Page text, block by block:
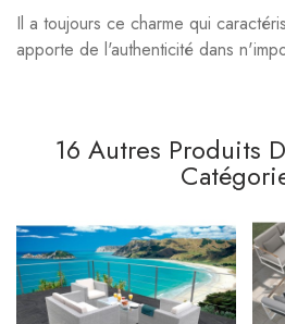
Il a toujours ce charme qui
apporte de l'authenticité dans
16 Autres Produits